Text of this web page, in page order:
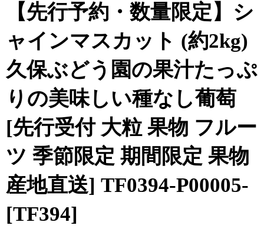
【先行予約・数量限定】シ
ャインマスカット (約2kg)
久保ぶどう園の果汁たっぷ
りの美味しい種なし葡萄
[先行受付 大粒 果物 フルー
ツ 季節限定 期間限定 果物
産地直送] TF0394-P00005-
[TF394]